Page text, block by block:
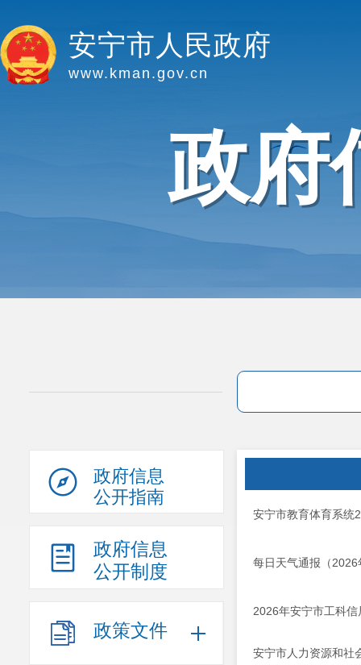
安宁市人民政府
www.kman.gov.cn
政府
政府信息
公开指南
政府信息
公开制度
政策文件
安宁市教育体育系统
每日天气通报（
2026年安宁市工科
安宁市人力资源和社